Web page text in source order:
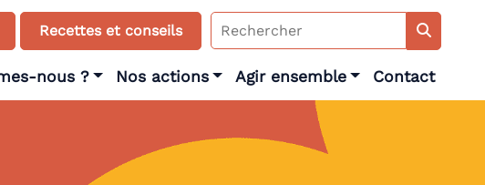
Recettes et conseils
Search
for:
nous ? Nos actions Agir ensemble Contact